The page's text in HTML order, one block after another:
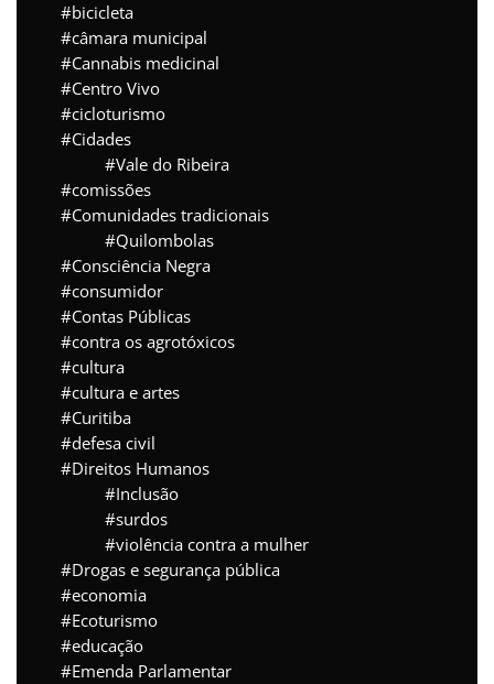
bicicleta
câmara municipal
Cannabis medicinal
Centro Vivo
cicloturismo
Cidades
Vale do Ribeira
comissões
Comunidades tradicionais
Quilombolas
Consciência Negra
consumidor
Contas Públicas
contra os agrotóxicos
cultura
cultura e artes
Curitiba
defesa civil
Direitos Humanos
Inclusão
surdos
violência contra a mulher
Drogas e segurança pública
economia
Ecoturismo
educação
Emenda Parlamentar